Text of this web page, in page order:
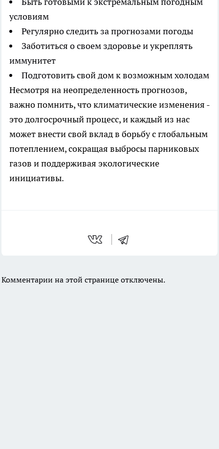
условиям
Регулярно следить за прогнозами погоды
Заботиться о своем здоровье и укреплять
иммунитет
Подготовить свой дом к возможным холодам
Несмотря на неопределенность прогнозов,
важно помнить, что климатические изменения -
это долгосрочный процесс, и каждый из нас
может внести свой вклад в борьбу с глобальным
потеплением, сокращая выбросы парниковых
газов и поддерживая экологические
инициативы.
Комментарии на этой странице отключены.